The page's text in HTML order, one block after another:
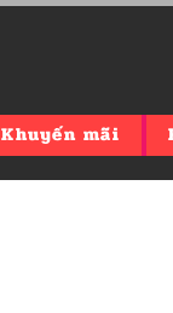
Khuyến mãi